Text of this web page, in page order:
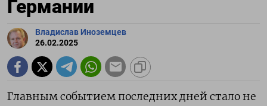
Германии
Владислав Иноземцев
26.02.2025
Главным событием последних дней стало не